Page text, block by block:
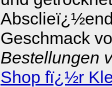
Geschmack
Bestellungen
Shop fï¿½r